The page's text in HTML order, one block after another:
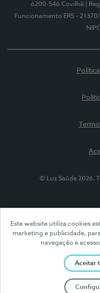
Este website utiliza cookies
marketing e publicidade,
navegação e
Aceitar
6200-546 Covilhã
|
Funcionamento ERS -
© Luz Saúde 2026.